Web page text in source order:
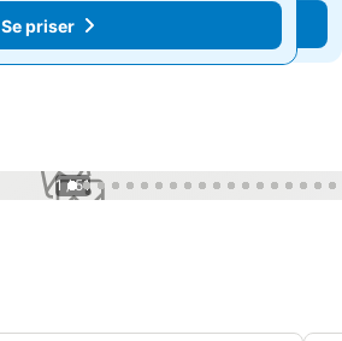
Se priser
Se priser
1 / 51